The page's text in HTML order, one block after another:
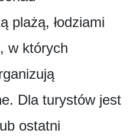
plażą, łodziami
w których
Dla turystów jest
ostatni